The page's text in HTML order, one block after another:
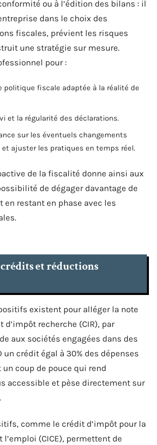
ou à l’édition des bilans : il
dans le choix des
fiscales, prévient les risques
une stratégie sur mesure.
pour :
politique fiscale adaptée à la réalité de
et la régularité des déclarations.
sur les éventuels changements
et ajuster les pratiques en temps réel.
de la fiscalité donne ainsi aux
de dégager davantage de
en restant en phase avec les
et réductions
existent pour alléger la note
d’impôt recherche (CIR), par
aux sociétés engagées dans des
un crédit égal à 30% des dépenses
un coup de pouce qui rend
accessible et pèse directement sur
comme le crédit d’impôt pour la
(CICE), permettent de